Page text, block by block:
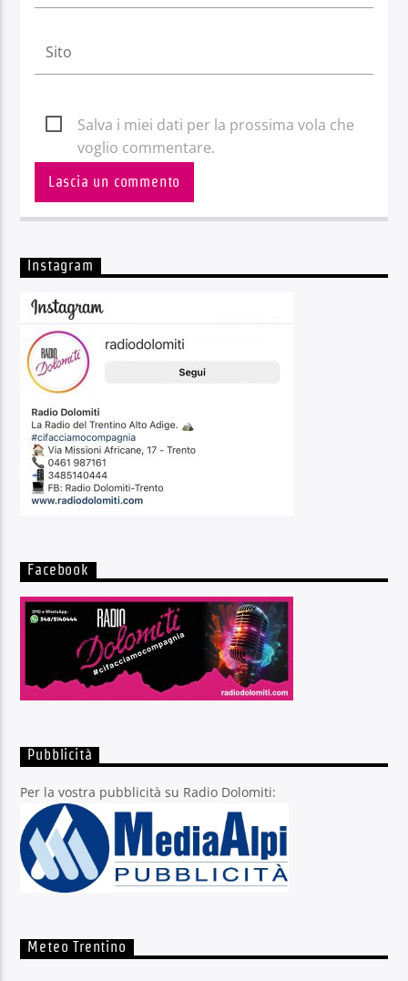
Salva i miei dati per la prossima vola che
voglio commentare.
Instagram
Facebook
Pubblicità
Per la vostra pubblicità su Radio Dolomiti:
Meteo Trentino